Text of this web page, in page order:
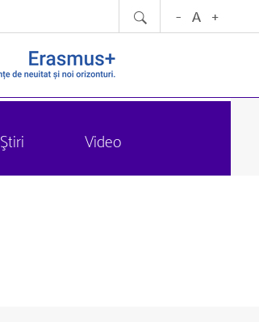
Ştiri Video